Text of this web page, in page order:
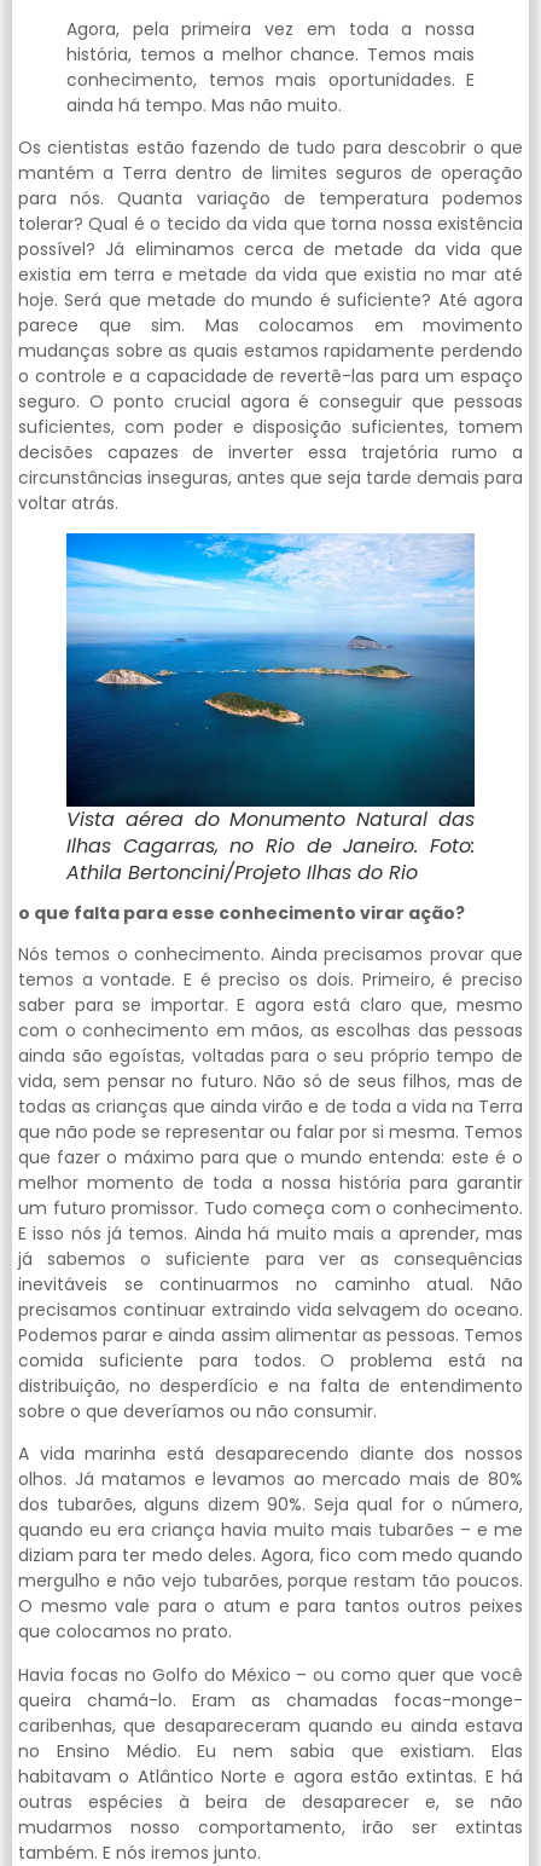
Agora, pela primeira vez em toda a nossa
história, temos a melhor chance. Temos mais
conhecimento, temos mais oportunidades. E
ainda há tempo. Mas não muito.
Os cientistas estão fazendo de tudo para descobrir o que
mantém a Terra dentro de limites seguros de operação
para nós. Quanta variação de temperatura podemos
tolerar? Qual é o tecido da vida que torna nossa existência
possível? Já eliminamos cerca de metade da vida que
existia em terra e metade da vida que existia no mar até
hoje. Será que metade do mundo é suficiente? Até agora
parece que sim. Mas colocamos em movimento
mudanças sobre as quais estamos rapidamente perdendo
o controle e a capacidade de revertê-las para um espaço
seguro. O ponto crucial agora é conseguir que pessoas
suficientes, com poder e disposição suficientes, tomem
decisões capazes de inverter essa trajetória rumo a
circunstâncias inseguras, antes que seja tarde demais para
voltar atrás.
Vista aérea do Monumento Natural das
Ilhas Cagarras, no Rio de Janeiro. Foto:
Athila Bertoncini/Projeto Ilhas do Rio
o que falta para esse conhecimento virar ação?
Nós temos o conhecimento. Ainda precisamos provar que
temos a vontade. E é preciso os dois. Primeiro, é preciso
saber para se importar. E agora está claro que, mesmo
com o conhecimento em mãos, as escolhas das pessoas
ainda são egoístas, voltadas para o seu próprio tempo de
vida, sem pensar no futuro. Não só de seus filhos, mas de
todas as crianças que ainda virão e de toda a vida na Terra
que não pode se representar ou falar por si mesma. Temos
que fazer o máximo para que o mundo entenda: este é o
melhor momento de toda a nossa história para garantir
um futuro promissor. Tudo começa com o conhecimento.
E isso nós já temos. Ainda há muito mais a aprender, mas
já sabemos o suficiente para ver as consequências
inevitáveis se continuarmos no caminho atual. Não
precisamos continuar extraindo vida selvagem do oceano.
Podemos parar e ainda assim alimentar as pessoas. Temos
comida suficiente para todos. O problema está na
distribuição, no desperdício e na falta de entendimento
sobre o que deveríamos ou não consumir.
A vida marinha está desaparecendo diante dos nossos
olhos. Já matamos e levamos ao mercado mais de 80%
dos tubarões, alguns dizem 90%. Seja qual for o número,
quando eu era criança havia muito mais tubarões – e me
diziam para ter medo deles. Agora, fico com medo quando
mergulho e não vejo tubarões, porque restam tão poucos.
O mesmo vale para o atum e para tantos outros peixes
que colocamos no prato.
Havia focas no Golfo do México – ou como quer que você
queira chamá-lo. Eram as chamadas focas-monge-
caribenhas, que desapareceram quando eu ainda estava
no Ensino Médio. Eu nem sabia que existiam. Elas
habitavam o Atlântico Norte e agora estão extintas. E há
outras espécies à beira de desaparecer e, se não
mudarmos nosso comportamento, irão ser extintas
também. E nós iremos junto.